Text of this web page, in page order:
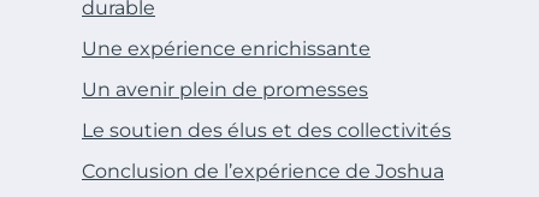
durable
Une expérience enrichissante
Un avenir plein de promesses
Le soutien des élus et des collectivités
Conclusion de l’expérience de Joshua